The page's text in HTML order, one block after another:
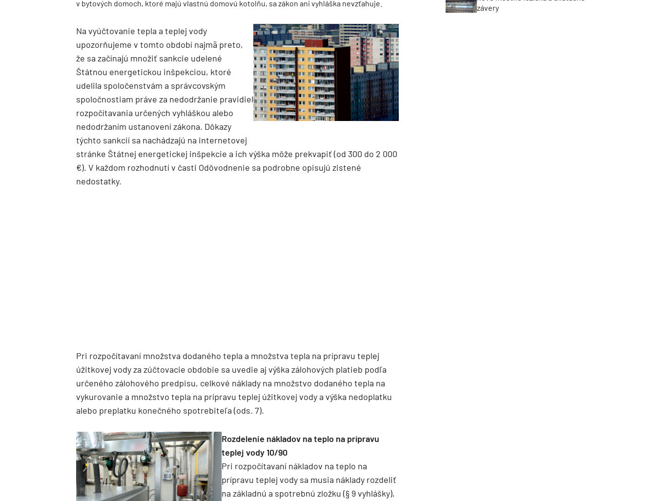
v bytových domoch, ktoré majú vlastnú domovú kotolňu, sa zákon ani vyhláška nevzťahuje.
Na vyúčtovanie tepla a teplej vody
upozorňujeme v tomto období najmä preto,
že sa začínajú množiť sankcie udelené
Štátnou energetickou inšpekciou, ktoré
udelila spoločenstvám a správcovským
spoločnostiam práve za nedodržanie pravidiel
rozpočítavania určených vyhláškou alebo
nedodržaním ustanovení zákona. Dôkazy
týchto sankcií sa nachádzajú na internetovej
stránke Štátnej energetickej inšpekcie a ich výška môže prekvapiť (od 300 do 2 000
€). V každom rozhodnutí v časti Odôvodnenie sa podrobne opisujú zistené
nedostatky.
Pri rozpočítavaní množstva dodaného tepla a množstva tepla na prípravu teplej
úžitkovej vody za zúčtovacie obdobie sa uvedie aj výška zálohových platieb podľa
určeného zálohového predpisu, celkové náklady na množstvo dodaného tepla na
vykurovanie a množstvo tepla na prípravu teplej úžitkovej vody a výška nedoplatku
alebo preplatku konečného spo­trebiteľa (ods. 7).
Rozdelenie nákladov na teplo na prípravu
teplej vody 10/90
Pri rozpočítavaní nákladov na teplo na
prípravu teplej vody sa musia náklady rozdeliť
na základnú a spotrebnú zložku (§ 9 vyhlášky),
závery